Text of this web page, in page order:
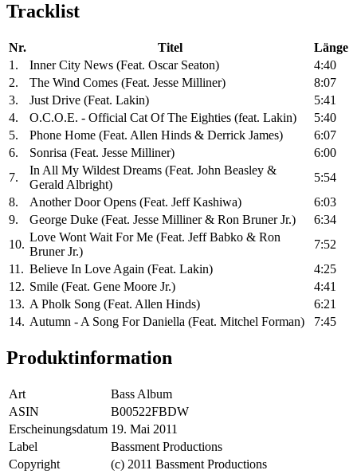
Tracklist
Nr. Titel
Länge
1.
Inner City News (Feat. Oscar Seaton)
4:40
2.
The Wind Comes (Feat. Jesse Milliner)
8:07
3.
Just Drive (Feat. Lakin)
5:41
4.
O.C.O.E. - Official Cat Of The Eighties (feat. Lakin)
5:40
5.
Phone Home (Feat. Allen Hinds & Derrick James)
6:07
6.
Sonrisa (Feat. Jesse Milliner)
6:00
7.
In All My Wildest Dreams (Feat. John Beasley &
Gerald Albright)
5:54
8.
Another Door Opens (Feat. Jeff Kashiwa)
6:03
9.
George Duke (Feat. Jesse Milliner & Ron Bruner Jr.)
6:34
10.
Love Wont Wait For Me (Feat. Jeff Babko & Ron
Bruner Jr.)
7:52
11. Believe In Love Again (Feat. Lakin)
4:25
12. Smile (Feat. Gene Moore Jr.)
4:41
13. A Pholk Song (Feat. Allen Hinds)
6:21
14. Autumn - A Song For Daniella (Feat. Mitchel Forman) 7:45
Produktinformation
Art
Bass Album
ASIN
B00522FBDW
Erscheinungsdatum 19. Mai 2011
Label
Bassment Productions
Copyright
(c) 2011 Bassment Productions